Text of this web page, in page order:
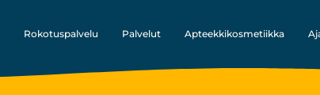
Rokotuspalvelu Palvelut Apteekkikosmetiikka